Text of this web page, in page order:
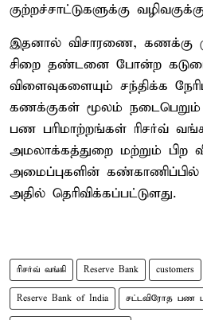
குற்றச்சாட்டுகளுக்கு
இதனால் விசாரணை, கணக்கு
சிறை தண்டனை போன்ற
விளைவுகளையும் சந்திக்க
கணக்குகள் மூலம்
பண பரிமாற்றங்கள் ரிசர்வ்
அமலாக்கத்துறை மற்றும் பிற
அமைப்புகளின் கண்காணிப்பில்
அதில் தெரிவிக்கப்பட்டுளது.
ரிசர்வ் வங்கி Reserve Bank customers
Reserve Bank of India சட்டவிரோத பண